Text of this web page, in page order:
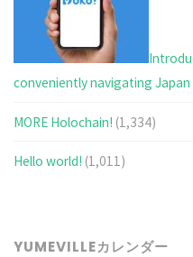
conveniently navigating Japan
MORE Holochain! (1,334)
Hello world! (1,011)
YUMEVILLEカレンダー